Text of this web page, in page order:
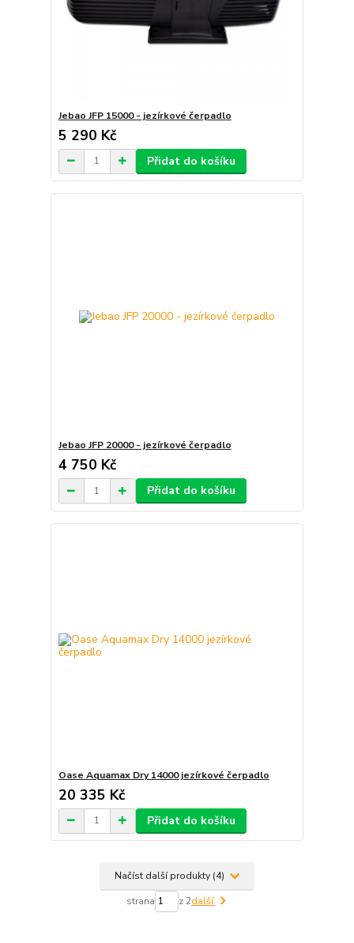
Jebao JFP 15000 - jezírkové čerpadlo
5 290 Kč
Přidat do košíku
Jebao JFP 20000 - jezírkové čerpadlo
4 750 Kč
Přidat do košíku
Oase Aquamax Dry 14000 jezírkové čerpadlo
20 335 Kč
Přidat do košíku
Načíst další produkty (4)
strana z 2další